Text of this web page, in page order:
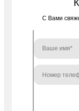
C Вами